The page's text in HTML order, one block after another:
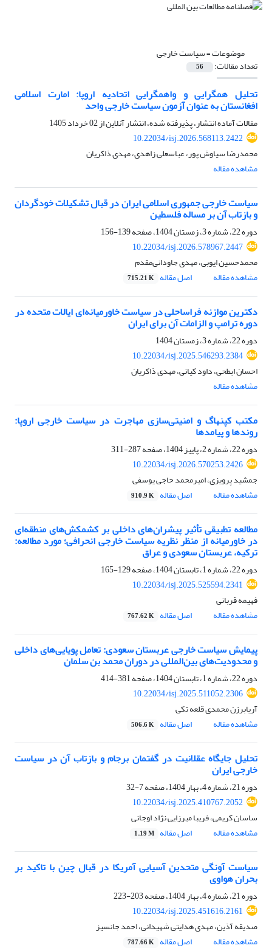
موضوعات =سیاست خارجی
تعداد مقالات: 56
تحلیل همگرایی و واهمگرایی اتحادیه اروپا: امارت اسلامی
افغانستان به عنوان آزمون سیاست خارجی واحد
مقالات آماده انتشار، پذیرفته شده، انتشار آنلاین از02 خرداد 1405
10.22034/isj.2026.568113.2422
محمدرضا سیاوش پور، عباسعلی زاهدی، مهدی ذاکریان
مشاهده مقاله
سیاست خارجی جمهوری اسلامی ایران در قبال تشکیلات خودگردان
و بازتاب آن بر مساله فلسطین
دوره 22، شماره 3، زمستان 1404، صفحه
139-156
10.22034/isj.2026.578967.2447
محمدحسین ایوبی، مهدی جاودانی‌مقدم
مشاهده مقاله
اصل مقاله 715.21 K
دکترین موازنه فراساحلی در سیاست خاورمیانه‌ای ایالات متحده در
دوره ترامپ و الزامات آن برای ایران
دوره 22، شماره 3، زمستان 1404
10.22034/isj.2025.546293.2384
احسان ابطحی، داود کیانی، مهدی ذاکریان
مشاهده مقاله
مکتب کپنهاگ و امنیتی‌سازی مهاجرت در سیاست خارجی اروپا:
روندها و پیامدها
دوره 22، شماره 2، پاییز 1404، صفحه
287-311
10.22034/isj.2026.570253.2426
جمشید پرویزی، امیرمحمد حاجی یوسفی
مشاهده مقاله
اصل مقاله 910.9 K
مطالعه تطبیقی تأثیر پیشران‌‌های داخلی بر کشمکش‌‌های منطقه‌‌ای
در خاورمیانه از منظر نظریه سیاست خارجی انحرافی؛ مورد مطالعه:
ترکیه، عربستان سعودی و عراق
دوره 22، شماره 1، تابستان 1404، صفحه
129-165
10.22034/isj.2025.525594.2341
فهیمه قربانی
مشاهده مقاله
اصل مقاله 767.62 K
پیمایش سیاست خارجی عربستان سعودی: تعامل پویایی‌های داخلی
و محدودیت‌های بین‌المللی در دوران محمد بن سلمان
دوره 22، شماره 1، تابستان 1404، صفحه
381-414
10.22034/isj.2025.511052.2306
آریابرزن محمدی قلعه تکی
مشاهده مقاله
اصل مقاله 506.6 K
تحلیل جایگاه عقلانیت در گفتمان برجام و بازتاب آن در سیاست
خارجی ایران
دوره 21، شماره 4، بهار 1404، صفحه
7-32
10.22034/isj.2025.410767.2052
ساسان کریمی، فریبا میرزایی نژاد اوجانی
مشاهده مقاله
اصل مقاله 1.19 M
سیاست آونگی متحدین آسیایی آمریکا در قبال چین با تاکید بر
بحران هواوی
دوره 21، شماره 4، بهار 1404، صفحه
203-223
10.22034/isj.2025.451616.2161
صدیقه آذین، مهدی هدایتی شهیدانی، احمد جانسیز
مشاهده مقاله
اصل مقاله 787.66 K